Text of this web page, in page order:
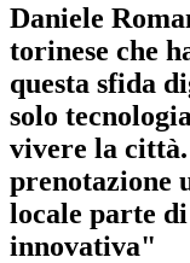
Daniele
torinese che
questa sfida
solo
vivere la
prenotazione
locale parte
innovativa"